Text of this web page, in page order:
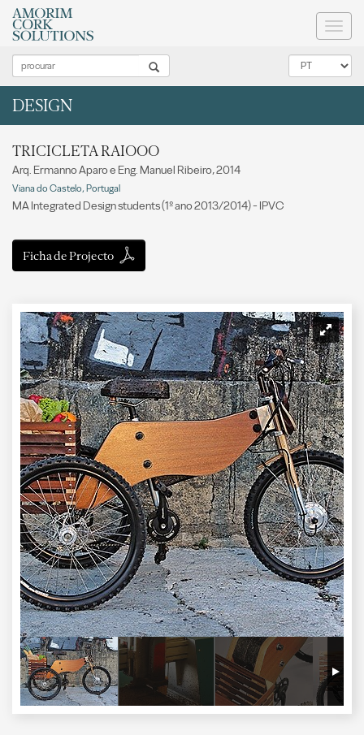
DESIGN
TRICICLETA RAIOOO
Arq. Ermanno Aparo e Eng. Manuel Ribeiro, 2014
Viana do Castelo, Portugal
MA Integrated Design students (1º ano 2013/2014) - IPVC
Ficha de Projecto